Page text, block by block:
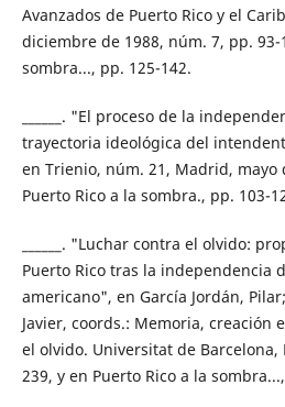
Avanzados de Puerto Rico y el
diciembre de 1988, núm. 7, pp. 93-
sombra..., pp. 125-142.
______. "El proceso de la
trayectoria ideológica del
en Trienio, núm. 21, Madrid, mayo
Puerto Rico a la sombra., pp. 103-
______. "Luchar contra el olvido:
Puerto Rico tras la independencia
americano", en García Jordán,
Javier, coords.: Memoria, creación
el olvido. Universitat de Barcelona,
239, y en Puerto Rico a la